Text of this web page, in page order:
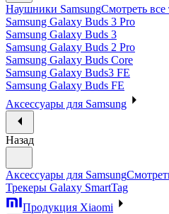
Наушники SamsungСмотреть все
Samsung Galaxy Buds 3 Pro
Samsung Galaxy Buds 3
Samsung Galaxy Buds 2 Pro
Samsung Galaxy Buds Core
Samsung Galaxy Buds3 FE
Samsung Galaxy Buds FE
Аксессуары для Samsung
Назад
Аксессуары для Samsung
Трекеры Galaxy SmartTag
Продукция Xiaomi